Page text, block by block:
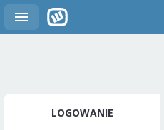
LOGOWANIE